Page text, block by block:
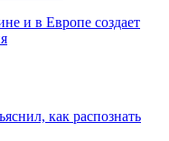
и в Европе создает
как распознать